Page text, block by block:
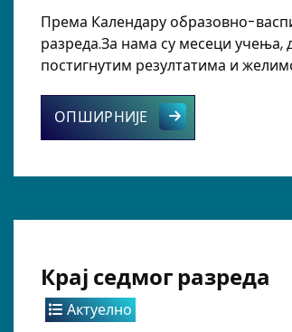
Према Календару образовно-
разреда.За нама су месеци учења,
постигнутим резултатима и
ОПШИРНИЈЕ Распуст
Крај седмог разреда
Актуелно